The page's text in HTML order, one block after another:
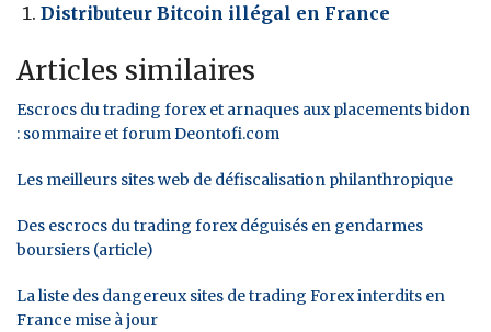
Distributeur Bitcoin illégal en France
Articles similaires
Escrocs du trading forex et arnaques aux placements bidon
: sommaire et forum Deontofi.com
Les meilleurs sites web de défiscalisation philanthropique
Des escrocs du trading forex déguisés en gendarmes
boursiers (article)
La liste des dangereux sites de trading Forex interdits en
France mise à jour